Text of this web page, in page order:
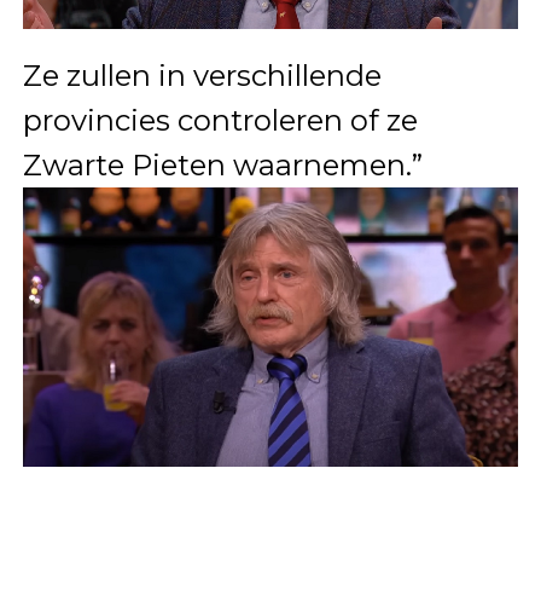
Ze zullen in verschillende
provincies controleren of ze
Zwarte Pieten waarnemen.”